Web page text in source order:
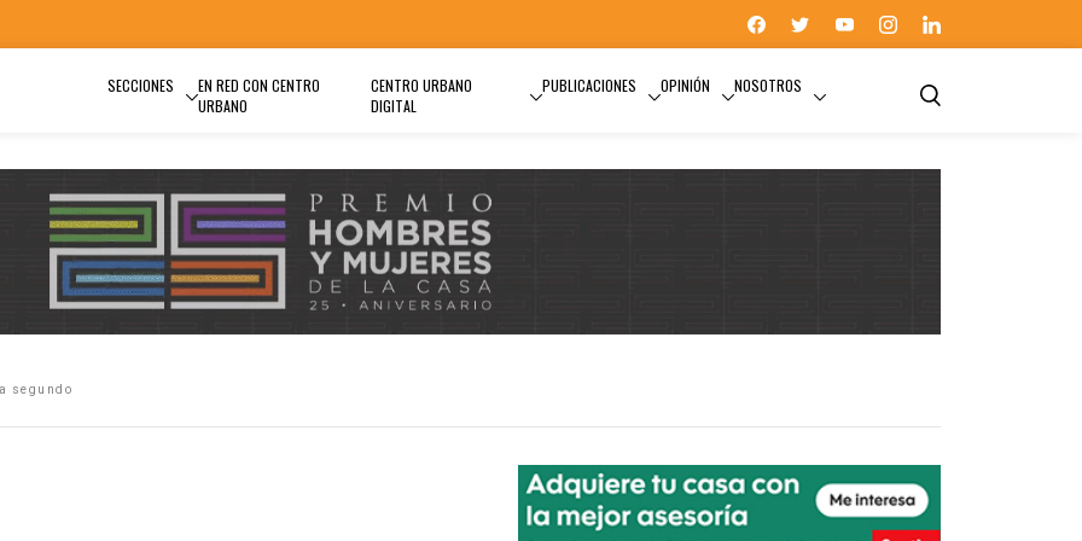
SECCIONES
EN RED CON CENTRO
URBANO
CENTRO URBANO
DIGITAL
PUBLICACIONES OPINIÓN NOSOTROS
segundo